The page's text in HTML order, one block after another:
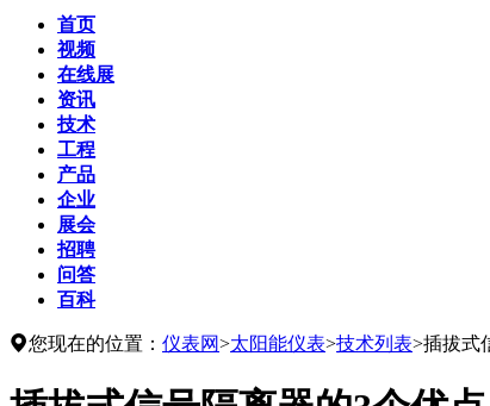
首页
视频
在线展
资讯
技术
工程
产品
企业
展会
招聘
问答
百科
您现在的位置： 仪表网>太阳能仪表>技术列表>插拔式